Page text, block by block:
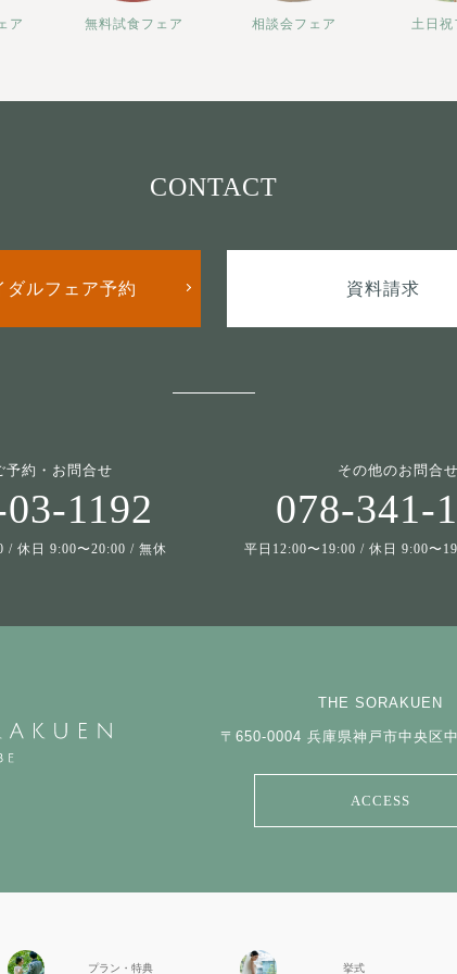
ア 無料試食フェア 相談会フェア 土日祝
CONTACT
ダルフェア予約 資料請求
予約・お問合せ
1192
/ 休日 9:00〜20:00 / 無休
その他のお問合せ
078-341-
平日12:00〜19:00 / 休日 9:00〜
THE SORAKUEN
〒650-0004 兵庫県神戸市中央区
ACCESS
プラン・特典 挙式